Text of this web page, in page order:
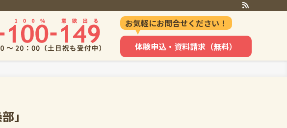
お気軽にお問合せください！
体験申込・資料請求（無料）
」